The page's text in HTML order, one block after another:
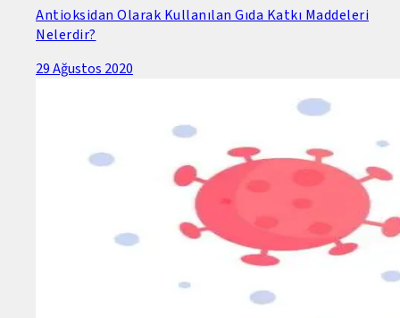
Antioksidan Olarak Kullanılan Gıda Katkı Maddeleri
Nelerdir?
29 Ağustos 2020